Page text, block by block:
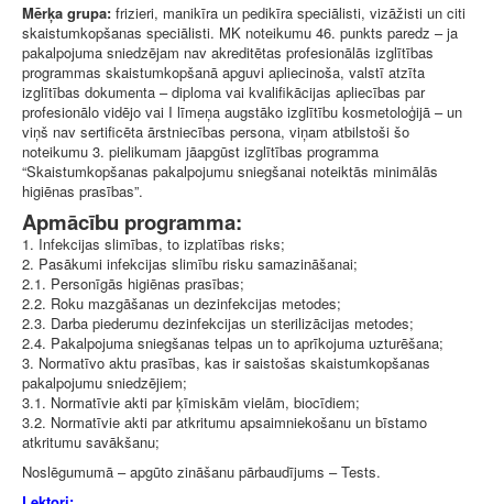
Mērķa grupa: frizieri, manikīra un pedikīra speciālisti, vizāžisti un citi
skaistumkopšanas speciālisti. MK noteikumu 46. punkts paredz – ja
pakalpojuma sniedzējam nav akreditētas profesionālās izglītības
programmas skaistumkopšanā apguvi apliecinoša, valstī atzīta
izglītības dokumenta – diploma vai kvalifikācijas apliecības par
profesionālo vidējo vai I līmeņa augstāko izglītību kosmetoloģijā – un
viņš nav sertificēta ārstniecības persona, viņam atbilstoši šo
noteikumu 3. pielikumam jāapgūst izglītības programma
“Skaistumkopšanas pakalpojumu sniegšanai noteiktās minimālās
higiēnas prasības”.
Apmācību programma:
1. Infekcijas slimības, to izplatības risks;
2. Pasākumi infekcijas slimību risku samazināšanai;
2.1. Personīgās higiēnas prasības;
2.2. Roku mazgāšanas un dezinfekcijas metodes;
2.3. Darba piederumu dezinfekcijas un sterilizācijas metodes;
2.4. Pakalpojuma sniegšanas telpas un to aprīkojuma uzturēšana;
3. Normatīvo aktu prasības, kas ir saistošas skaistumkopšanas
pakalpojumu sniedzējiem;
3.1. Normatīvie akti par ķīmiskām vielām, biocīdiem;
3.2. Normatīvie akti par atkritumu apsaimniekošanu un bīstamo
atkritumu savākšanu;
Noslēgumumā – apgūto zināšanu pārbaudījums – Tests.